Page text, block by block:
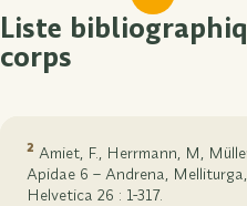
Liste
corps
2 Amiet, F., Herrmann, M,
Apidae 6 – Andrena,
Helvetica 26 : 1-317.